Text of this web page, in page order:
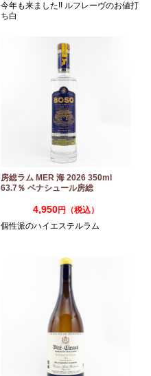
今年も来ました!! ルフレーヴのお値打
ち白
房総ラム MER 海 2026 350ml
63.7％ ベナシュール房総
4,950円（税込）
個性派のハイエステルラム